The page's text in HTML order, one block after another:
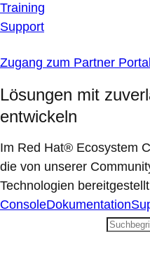
Training
Support
Zugang zum Partner Portal
Lösungen mit
entwickeln
Im Red Hat® Ecosystem
die von unserer
Technologien
ConsoleDokumentation